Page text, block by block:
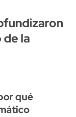
de la
qué